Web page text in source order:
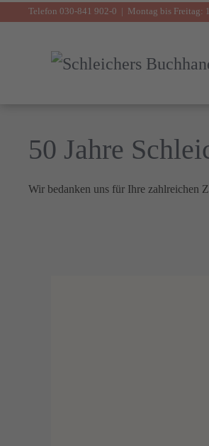
Telefon 030-841 902-0 | Montag bis Freitag:
50 Jahre
Wir bedanken uns für Ihre zahlreichen